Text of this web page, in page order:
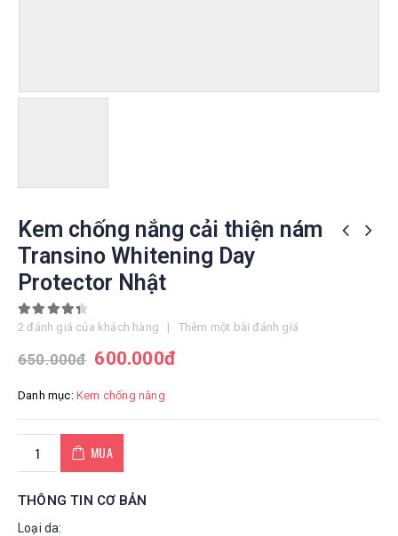
Kem chống nắng cải thiện nám
Transino Whitening Day
Protector Nhật
4.50out of 5
2 đánh giá của khách hàng | Thêm một bài đánh giá
650.000đ 600.000đ
Danh mục: Kem chống nắng
MUA
THÔNG TIN CƠ BẢN
Loại da: